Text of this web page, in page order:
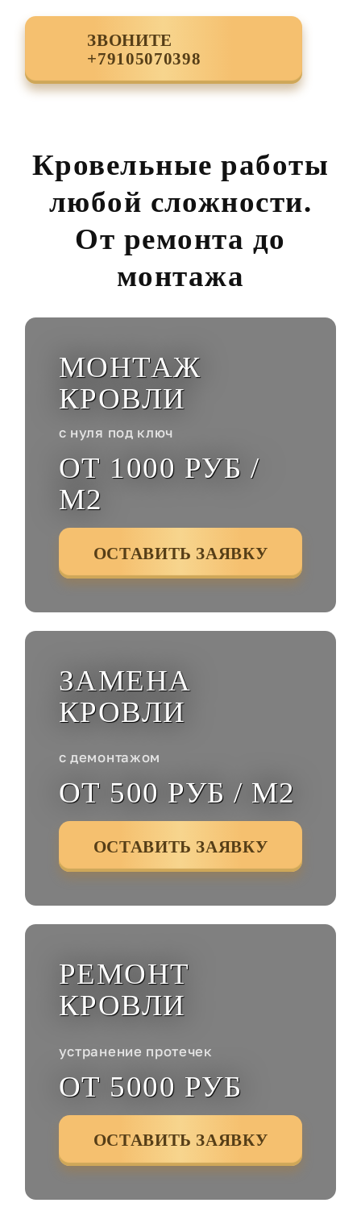
ЗВОНИТЕ
+79105070398
Кровельные работы
любой сложности.
От ремонта до
монтажа
МОНТАЖ
КРОВЛИ
с нуля под ключ
ОТ 1000 РУБ /
М2
ОСТАВИТЬ ЗАЯВКУ
ЗАМЕНА
КРОВЛИ
с демонтажом
ОТ 500 РУБ / М2
ОСТАВИТЬ ЗАЯВКУ
РЕМОНТ
КРОВЛИ
устранение протечек
ОТ 5000 РУБ
ОСТАВИТЬ ЗАЯВКУ